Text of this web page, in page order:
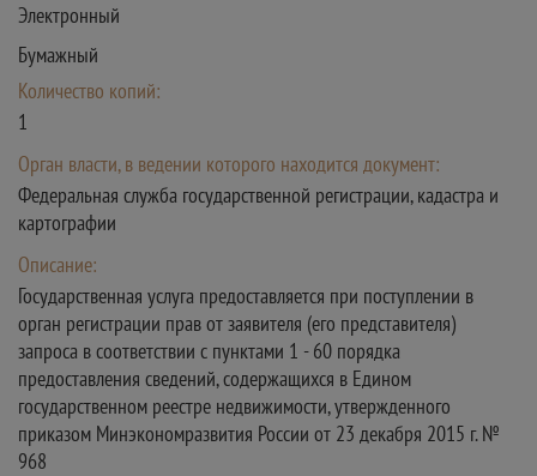
Электронный
Бумажный
Количество копий:
1
Орган власти, в ведении которого находится документ:
Федеральная служба государственной регистрации, кадастра и
картографии
Описание:
Государственная услуга предоставляется при поступлении в
орган регистрации прав от заявителя (его представителя)
запроса в соответствии с пунктами 1 - 60 порядка
предоставления сведений, содержащихся в Едином
государственном реестре недвижимости, утвержденного
приказом Минэкономразвития России от 23 декабря 2015 г. №
968